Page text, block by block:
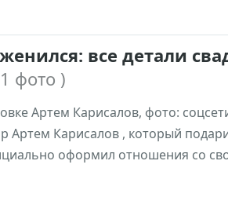
все детали
фото )
Артем Карисалов, фото:
Артем Карисалов , который
оформил отношения со